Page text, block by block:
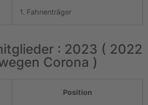
1. Fahnenträger
: 2023 ( 2022
Corona )
Position